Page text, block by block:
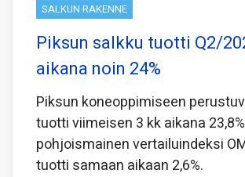
SALKUN RAKENNE
Piksun salkku tuotti Q2/
aikana noin 24%
Piksun koneoppimiseen
tuotti viimeisen 3 kk aikana
pohjoismainen vertailuindeksi
tuotti samaan aikaan 2,6%.